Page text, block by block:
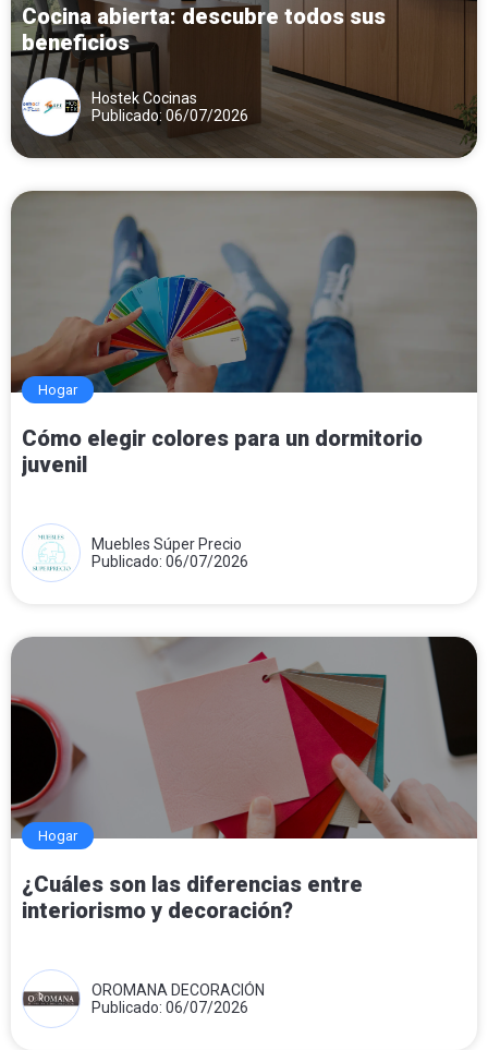
Cocina abierta: descubre todos sus
beneficios
Hostek Cocinas
Publicado: 06/07/2026
Hogar
Cómo elegir colores para un dormitorio
juvenil
Muebles Súper Precio
Publicado: 06/07/2026
Hogar
¿Cuáles son las diferencias entre
interiorismo y decoración?
OROMANA DECORACIÓN
Publicado: 06/07/2026